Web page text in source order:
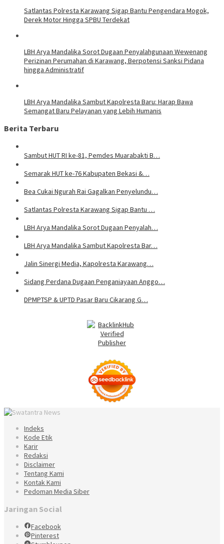
Satlantas Polresta Karawang Sigap Bantu Pengendara Mogok,
Derek Motor Hingga SPBU Terdekat
LBH Arya Mandalika Sorot Dugaan Penyalahgunaan Wewenang
Perizinan Perumahan di Karawang, Berpotensi Sanksi Pidana
hingga Administratif
LBH Arya Mandalika Sambut Kapolresta Baru: Harap Bawa
Semangat Baru Pelayanan yang Lebih Humanis
Berita Terbaru
Sambut HUT RI ke-81, Pemdes Muarabakti B…
Semarak HUT ke-76 Kabupaten Bekasi &…
Bea Cukai Ngurah Rai Gagalkan Penyelundu…
Satlantas Polresta Karawang Sigap Bantu …
LBH Arya Mandalika Sorot Dugaan Penyalah…
LBH Arya Mandalika Sambut Kapolresta Bar…
Jalin Sinergi Media, Kapolresta Karawang…
Sidang Perdana Dugaan Penganiayaan Anggo…
DPMPTSP & UPTD Pasar Baru Cikarang G…
Indeks
Kode Etik
Karir
Redaksi
Disclaimer
Tentang Kami
Kontak Kami
Pedoman Media Siber
Jaringan Social
Facebook
Pinterest